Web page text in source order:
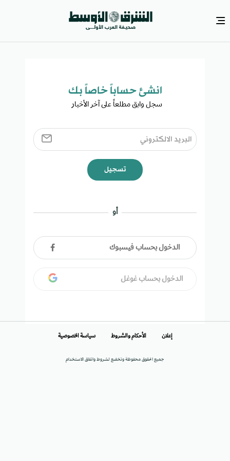
انشئ حساباً خاصاً بك​
سجل وابق مطلعاً على آخر الأخبار ​
تسجيل
أو
الدخول بحساب فيسبوك
الدخول بحساب غوغل
جميع الحقوق محفوظة وتخضع لشروط واتفاق الاستخدام
إعلان الأحكام والشروط سياسة الخصوصية